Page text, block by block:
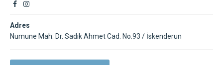
Adres
Numune Mah. Dr. Sadık Ahmet Cad. No.93 / İskenderun